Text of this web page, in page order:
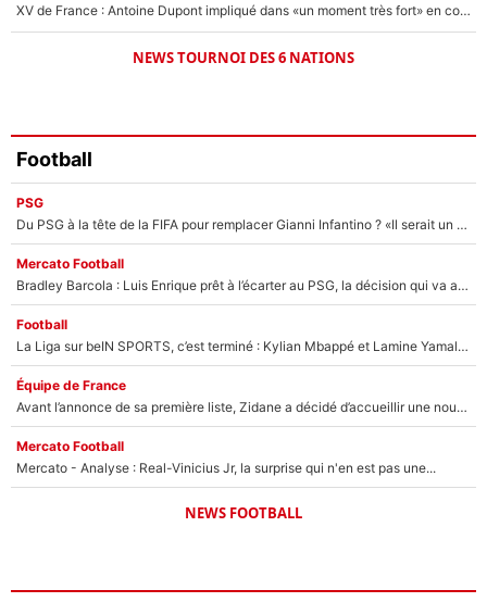
XV de France : Antoine Dupont impliqué dans «un moment très fort» en coulisses
NEWS TOURNOI DES 6 NATIONS
Football
PSG
Du PSG à la tête de la FIFA pour remplacer Gianni Infantino ? «Il serait un mauvais président», le patron de la Liga s'attaque à Nasser Al-Khelaïfi !
Mercato Football
Bradley Barcola : Luis Enrique prêt à l’écarter au PSG, la décision qui va accélérer son transfert à Liverpool ?
Football
La Liga sur beIN SPORTS, c’est terminé : Kylian Mbappé et Lamine Yamal changent de chaîne, «le moment était venu d'ouvrir un nouveau chapitre»
Équipe de France
Avant l’annonce de sa première liste, Zidane a décidé d’accueillir une nouvelle tête en équipe de France
Mercato Football
Mercato - Analyse : Real-Vinicius Jr, la surprise qui n'en est pas une...
NEWS FOOTBALL